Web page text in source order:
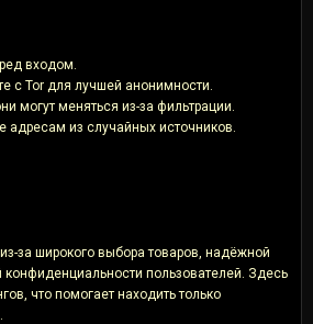
входом.
с Tor для лучшей анонимности.
могут меняться из-за фильтрации.
адресам из случайных источников.
за широкого выбора товаров, надёжной
пользователей. Здесь
что помогает находить только